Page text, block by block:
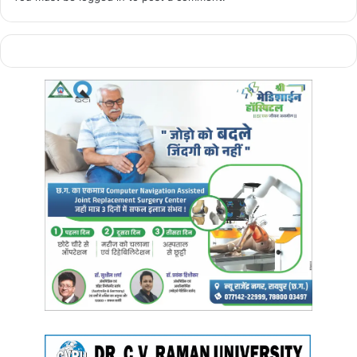
के प्रदेश अध्यक्ष अमर पारवानी ने बताया कि, बेमेतरा की घटना पर दोषियों पर कड़ी
कार्रवाई की मांग हम करते हैं। विश्व हिंदू परिषद ने आज छत्तीसगढ़ बंद की अपील
विश्व हिंदू परिषद ने आज छत्तीसगढ़ बंद की अपील की है। जिसका समर्थन चैंबर